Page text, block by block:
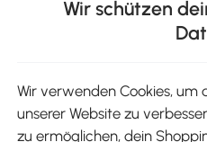
Aosom-App
Wir schützen
Wir verwenden Cookies,
unserer Website zu
zu ermöglichen, dein